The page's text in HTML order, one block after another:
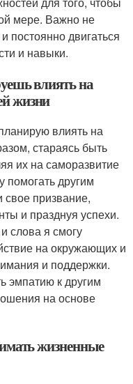
мере. Важно не
постоянно двигаться
и навыки.
влиять на
жизни
влиять на
стараясь быть
их на саморазвитие
помогать другим
свое призвание,
и празднуя успехи.
слова я смогу
на окружающих и
и поддержки.
эмпатию к другим
на основе
жизненные